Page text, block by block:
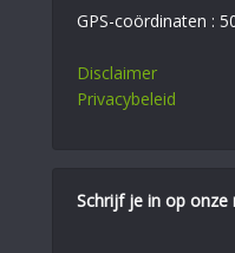
GPS-coördinaten :
Disclaimer
Privacybeleid
Schrijf je in op onze